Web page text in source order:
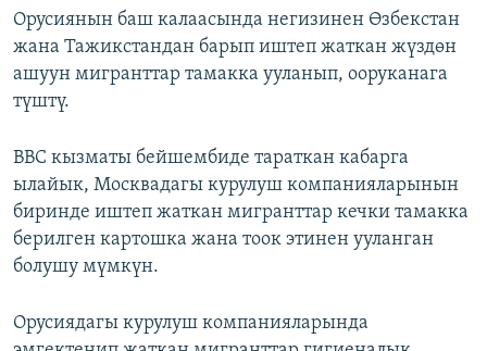
БИЗ ЖАНА ДҮЙНӨ
ЭЖЕ-СИҢДИЛЕР
ЫҢГАЙСЫЗ СУРООЛОР
Русский
ОНЛАЙН ШЕРИНЕ
ЭЕ/АРнун бардык сайттары
Орусиянын баш калаасында негизинен Өзбекстан
жана Тажикстандан барып иштеп жаткан жүздөн
ашуун мигранттар тамакка ууланып, ооруканага
түштү.
BBC кызматы бейшембиде тараткан кабарга
ылайык, Москвадагы курулуш компанияларынын
биринде иштеп жаткан мигранттар кечки тамакка
берилген картошка жана тоок этинен ууланган
болушу мүмкүн.
Орусиядагы курулуш компанияларында